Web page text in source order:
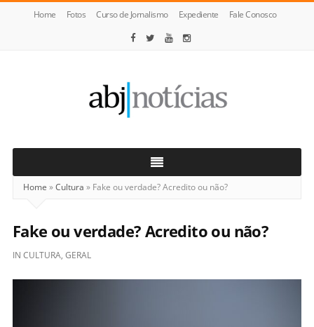
Home Fotos Curso de Jornalismo Expediente Fale Conosco
Notícias
Home »Cultura » Fake ou verdade? Acredito ou não?
Fake ou verdade? Acredito ou não?
IN CULTURA, GERAL